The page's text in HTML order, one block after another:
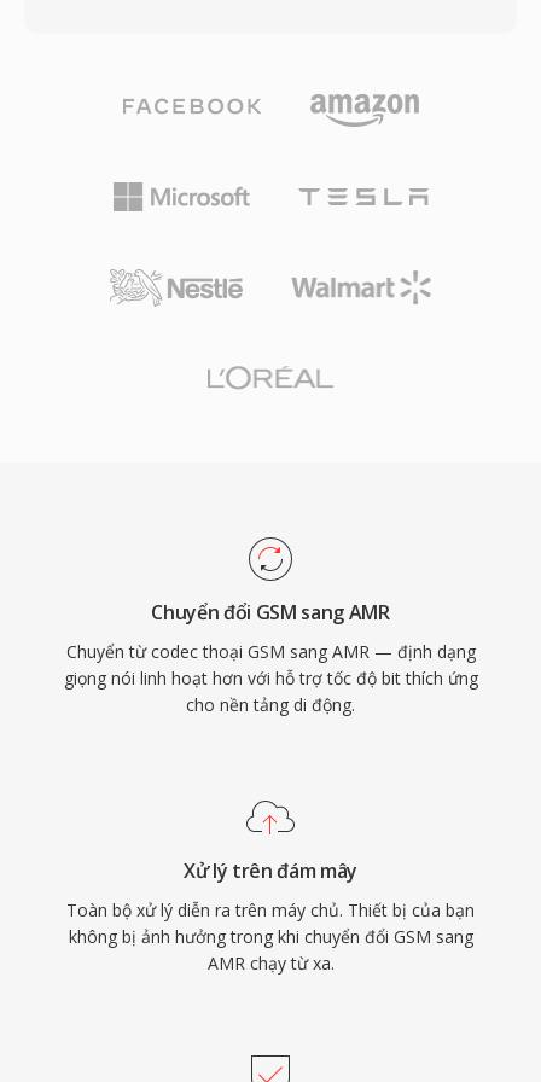
chính. Thứ ba, bối cảnh bằng sáng chế miễn phí
bản quyền đã khuyến khích áp dụng trong các
FreeSWITCH.
truyền tải. Cơ chế thích ứng này được định
những codec giọng nói được triển khai rộng rãi
nhất trên toàn cầu, sử dụng trong hàng tỷ cuộc
một phút âm thanh AMR ở 12.2 kbps chiếm
hạn chế. Lợi ích khác là tích hợp sẵn phát hiện
truyền tải giọng nói rõ ràng trong điều kiện
Chuyển đổi GSM sang AMR
Chuyển từ codec thoại GSM sang AMR — định dạng
giọng nói linh hoạt hơn với hỗ trợ tốc độ bit thích ứng
cho nền tảng di động.
Xử lý trên đám mây
Toàn bộ xử lý diễn ra trên máy chủ. Thiết bị của bạn
không bị ảnh hưởng trong khi chuyển đổi GSM sang
AMR chạy từ xa.